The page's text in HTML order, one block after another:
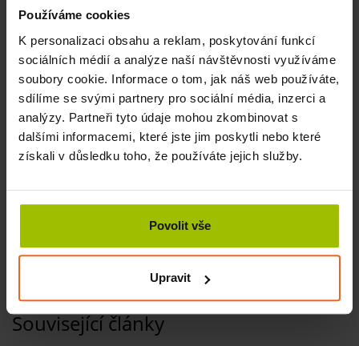
Používáme cookies
K personalizaci obsahu a reklam, poskytování funkcí
sociálních médií a analýze naší návštěvnosti využíváme
soubory cookie. Informace o tom, jak náš web používáte,
sdílíme se svými partnery pro sociální média, inzerci a
analýzy. Partneři tyto údaje mohou zkombinovat s
dalšími informacemi, které jste jim poskytli nebo které
získali v důsledku toho, že používáte jejich služby.
Povolit vše
Upravit
zaměstnání, školy nebo ji můžete využít po sportovním
výkonu.
Související produkty
Masážní míček, ježek, nafukovací, 80 mm,
modrý
73 Kč Více
Masážní váleček, 15 cm, modrý
SKLADEM
Související články